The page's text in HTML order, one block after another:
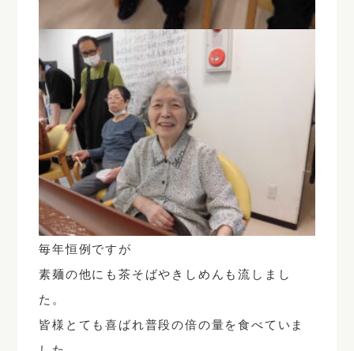
毎年恒例ですが
素麺の他にも茶そばやきしめんも流しまし
た。
皆様とても喜ばれ普段の倍の量を食べていま